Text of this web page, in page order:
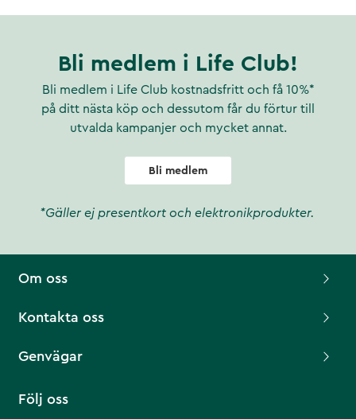
Bli medlem i Life Club!
Bli medlem i Life Club kostnadsfritt och få 10%*
på ditt nästa köp och dessutom får du förtur till
utvalda kampanjer och mycket annat.
Bli medlem
*Gäller ej presentkort och elektronikprodukter.
Om oss
Kontakta oss
Genvägar
Följ oss